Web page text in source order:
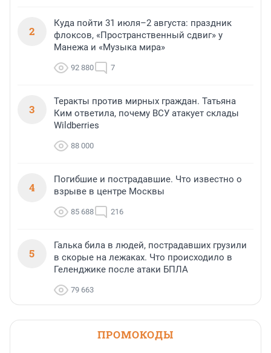
2
Куда пойти 31 июля–2 августа: праздник
флоксов, «Пространственный сдвиг» у
Манежа и «Музыка мира»
92 880 7
3
Теракты против мирных граждан. Татьяна
Ким ответила, почему ВСУ атакует склады
Wildberries
88 000
4
Погибшие и пострадавшие. Что известно о
взрыве в центре Москвы
85 688 216
5
Галька била в людей, пострадавших грузили
в скорые на лежаках. Что происходило в
Геленджике после атаки БПЛА
79 663
ПРОМОКОДЫ